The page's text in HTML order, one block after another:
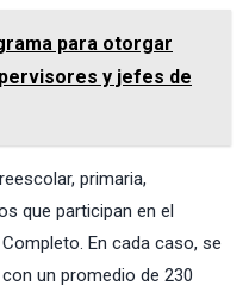
para otorgar
y jefes de
primaria,
que participan en el
En cada caso, se
un promedio de 230